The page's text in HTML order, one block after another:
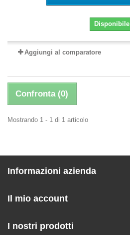
Disponibile
Aggiungi al comparatore
Confronta (0)
Mostrando 1 - 1 di 1 articolo
Informazioni azienda
Il mio account
I nostri prodotti